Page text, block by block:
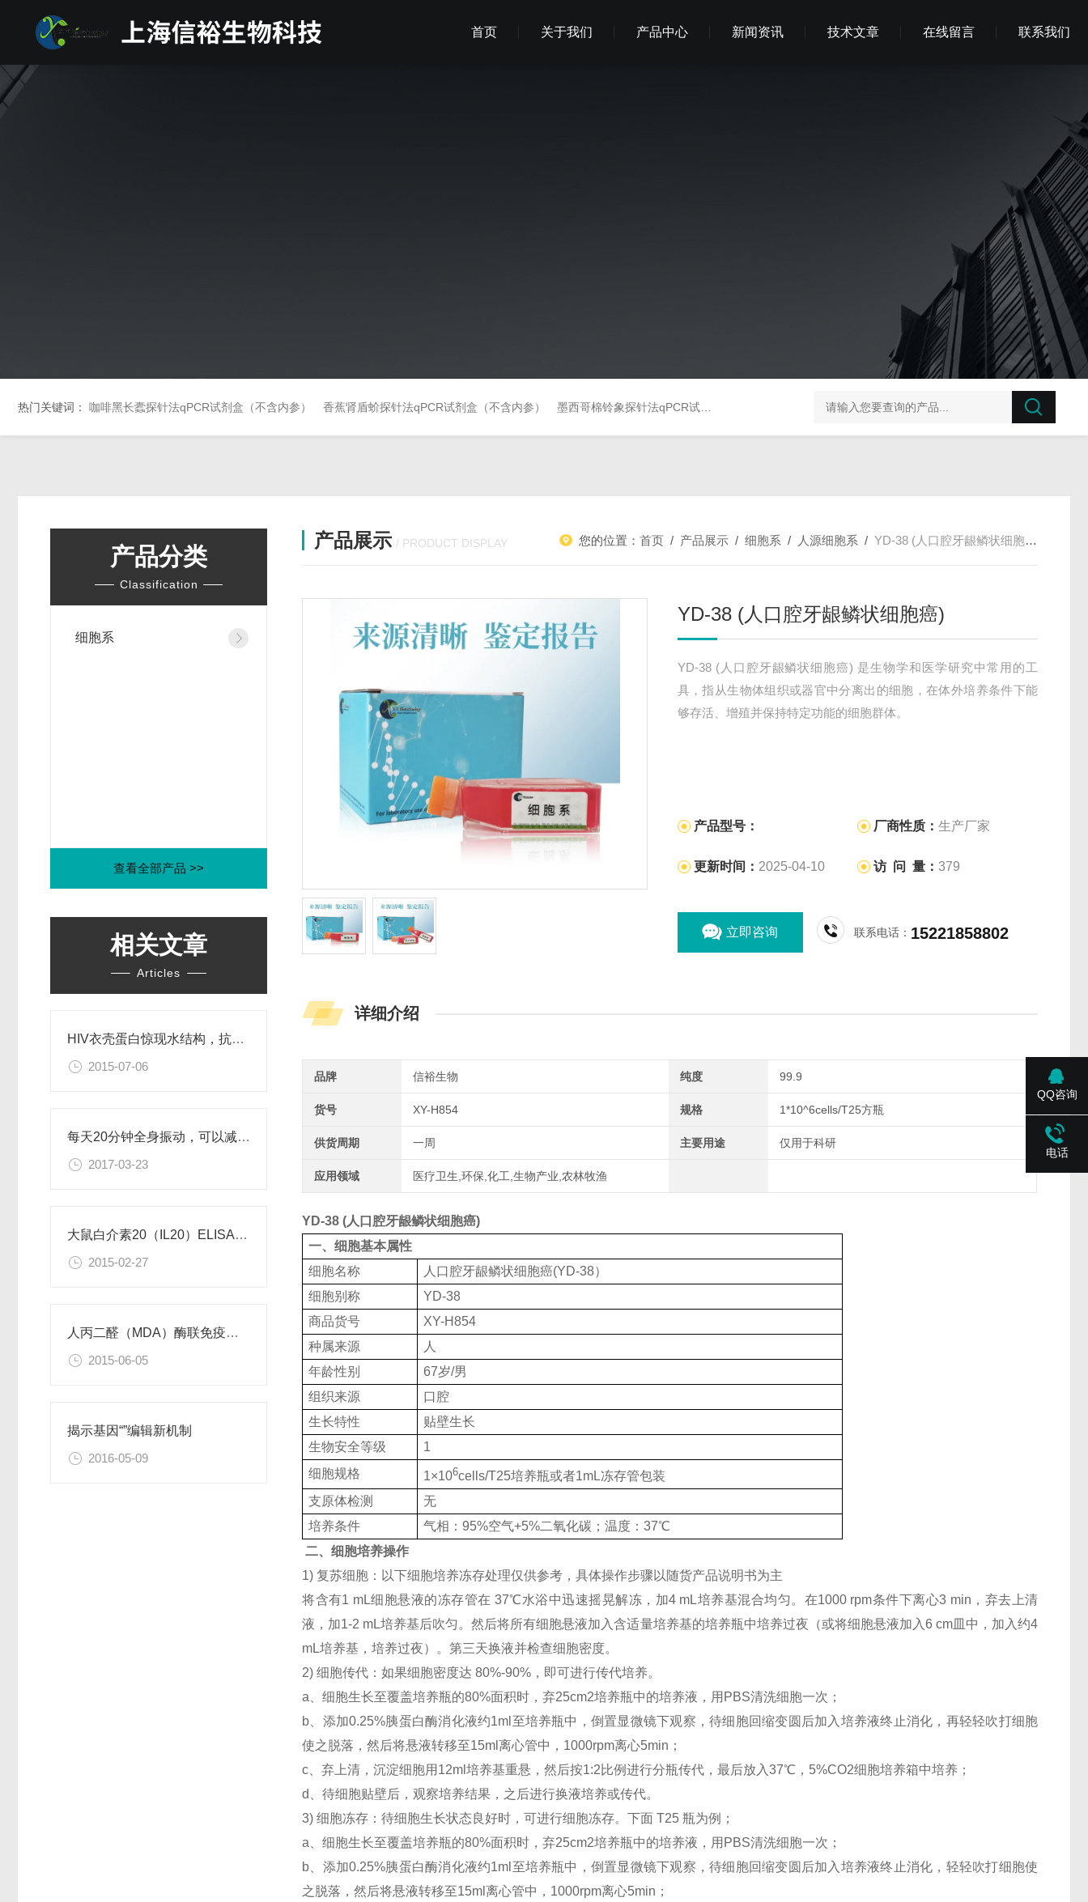
首页 关于我们 产品中心 新闻资讯 技术文章 在线留言 联系我们
热门关键词： 咖啡黑长蠹探针法qPCR试剂盒（不含内参） 香蕉肾盾蚧探针法qPCR试剂盒（不含内参） 墨西哥棉铃象探针法qPCR试剂盒（不含内参） 榛子东部枯萎病菌探针法qPCR试剂盒不含内参
产品分类
Classification
细胞系
查看全部产品 >>
相关文章
Articles
HIV衣壳蛋白惊现水结构，抗艾药物新思路
2015-07-06
每天20分钟全身振动，可以减肥、对抗糖尿病
2017-03-23
大鼠白介素20（IL20）ELISA试剂盒
2015-02-27
人丙二醛（MDA）酶联免疫分析试剂盒使用说明书
2015-06-05
揭示基因“”编辑新机制
2016-05-09
产品展示 / PRODUCT DISPLAY 您的位置：首页 / 产品展示 /细胞系 / 人源细胞系 /YD-38 (人口腔牙龈鳞状细胞癌)
YD-38 (人口腔牙龈鳞状细胞癌)
YD-38 (人口腔牙龈鳞状细胞癌) 是生物学和医学研究中常用的工
具，指从生物体组织或器官中分离出的细胞，在体外培养条件下能
够存活、增殖并保持特定功能的细胞群体。
产品型号： 厂商性质：生产厂家
更新时间： 2025-04-10 访 问 量：379
立即咨询 联系电话： 15221858802
详细介绍
品牌 信裕生物 纯度 99.9
货号 XY-H854 规格 1*10^6cells/T25方瓶
供货周期 一周 主要用途 仅用于科研
应用领域 医疗卫生,环保,化工,生物产业,农林牧渔
YD-38 (人口腔牙龈鳞状细胞癌)
一、细胞基本属性
细胞名称
人口腔牙龈鳞状细胞癌(YD-38）
细胞别称
YD-38
商品货号
XY-H854
种属来源
人
年龄性别
67岁/男
组织来源
口腔
生长特性
贴壁生长
生物安全等级
1
细胞规格
1×106cells/T25培养瓶或者1mL冻存管包装
支原体检测
无
培养条件
气相：95%空气+5%二氧化碳；温度：37℃
二、细胞培养操作
1) 复苏细胞：以下细胞培养冻存处理仅供参考，具体操作步骤以随货产品说明书为主
将含有1 mL细胞悬液的冻存管在 37℃水浴中迅速摇晃解冻，加4 mL培养基混合均匀。在1000 rpm条件下离心3 min，弃去上清
液，加1-2 mL培养基后吹匀。然后将所有细胞悬液加入含适量培养基的培养瓶中培养过夜（或将细胞悬液加入6 cm皿中，加入约4
mL培养基，培养过夜）。第三天换液并检查细胞密度。
2) 细胞传代：如果细胞密度达 80%-90%，即可进行传代培养。
a、细胞生长至覆盖培养瓶的80%面积时，弃25cm2培养瓶中的培养液，用PBS清洗细胞一次；
b、添加0.25%胰蛋白酶消化液约1ml至培养瓶中，倒置显微镜下观察，待细胞回缩变圆后加入培养液终止消化，再轻轻吹打细胞
使之脱落，然后将悬液转移至15ml离心管中，1000rpm离心5min；
c、弃上清，沉淀细胞用12ml培养基重悬，然后按1:2比例进行分瓶传代，最后放入37℃，5%CO2细胞培养箱中培养；
d、待细胞贴壁后，观察培养结果，之后进行换液培养或传代。
3) 细胞冻存：待细胞生长状态良好时，可进行细胞冻存。下面 T25 瓶为例；
a、细胞生长至覆盖培养瓶的80%面积时，弃25cm2培养瓶中的培养液，用PBS清洗细胞一次；
b、添加0.25%胰蛋白酶消化液约1ml至培养瓶中，倒置显微镜下观察，待细胞回缩变圆后加入培养液终止消化，轻轻吹打细胞使
之脱落，然后将悬液转移至15ml离心管中，1000rpm离心5min；
QQ咨询
电话